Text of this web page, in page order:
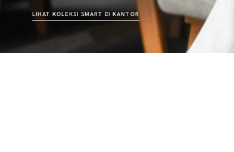
LIHAT KOLEKSI NYAMAN BEPERGIAN